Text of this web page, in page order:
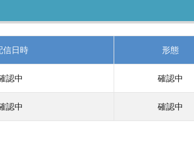
信日時 形態
認中 確認中
認中 確認中